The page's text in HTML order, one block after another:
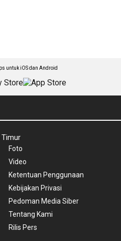
untuk iOS dan Android
Timur
Foto
Video
Ketentuan Penggunaan
Kebijakan Privasi
Pedoman Media Siber
Tentang Kami
Rilis Pers